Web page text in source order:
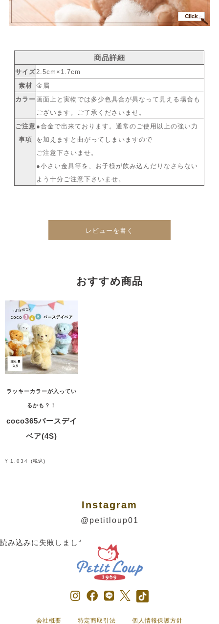
商品詳細
サイズ2.5cm×1.7cm
素材
金属
カラー画面上と実物では多少色具合が異なって見える場合も
ございます。ご了承くださいませ。
ご注意
事項
●合金で出来ております。通常のご使用以上の強い力
を加えますと曲がってしまいますので
ご注意下さいませ。
●小さい金具等を、お子様が飲み込んだりなさらない
よう十分ご注意下さいませ。
レビューを書く
おすすめ商品
ラッキーカラーが入ってい
るかも？！
coco365バースデイ
ベア(4S)
¥ 1,034 税込
Instagram
@petitloup01
読み込みに失敗しました。
会社概要 特定商取引法 個人情報保護方針